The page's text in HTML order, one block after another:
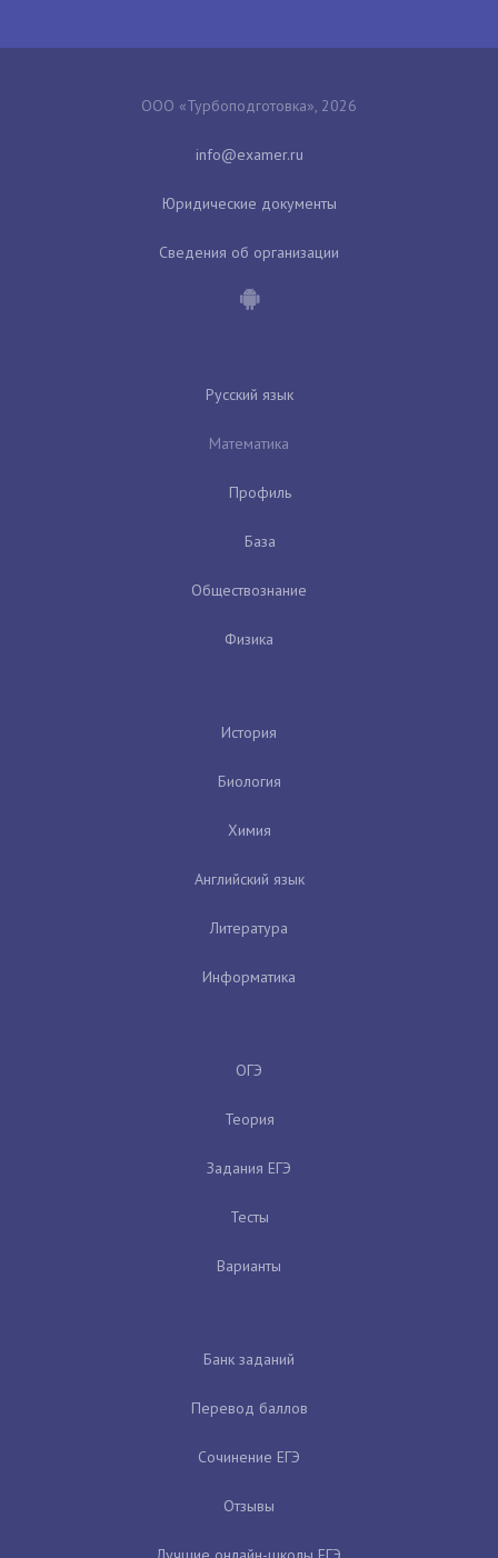
ООО «Турбоподготовка», 2026
Юридические документы
Сведения об организации
Русский язык
Математика
Профиль
База
Обществознание
Физика
История
Биология
Химия
Английский язык
Литература
Информатика
ОГЭ
Теория
Задания ЕГЭ
Тесты
Варианты
Банк заданий
Перевод баллов
Сочинение ЕГЭ
Отзывы